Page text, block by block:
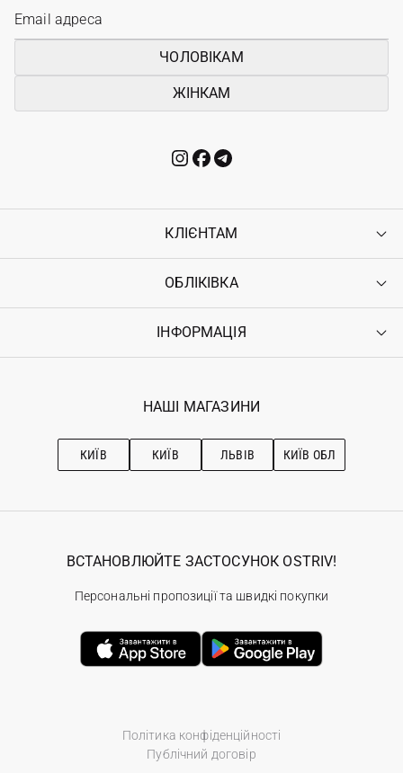
ЧОЛОВІКАМ
ЖІНКАМ
КЛІЄНТАМ
Контакти
Повернення
Гарантія
ОБЛІКІВКА
Увійти
Ostriv Club+
ІНФОРМАЦІЯ
Наші магазини
Рекомендації з догляду
НАШІ МАГАЗИНИ
КИЇВ КИЇВ ЛЬВІВ КИЇВ ОБЛ
Політика конфіденційності
Публічний договір
ВСТАНОВЛЮЙТЕ ЗАСТОСУНОК OSTRIV!
Персональні пропозиції та швидкі покупки